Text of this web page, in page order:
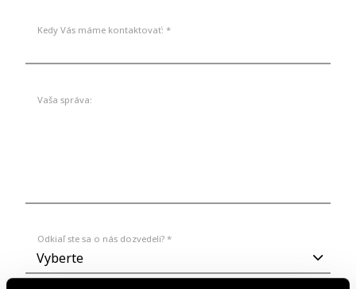
Kedy Vás máme kontaktovať: *
Vaša správa:
Odkiaľ ste sa o nás dozvedeli? *